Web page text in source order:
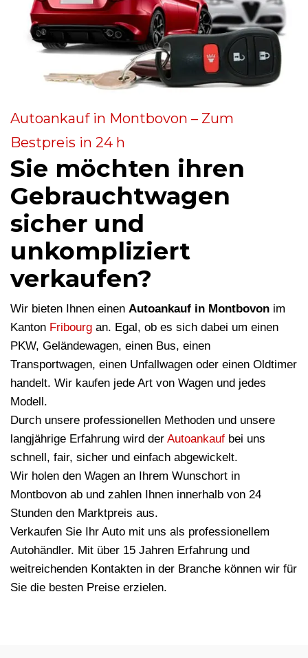
Autoankauf in Montbovon – Zum
Bestpreis in 24 h
Sie möchten ihren
Gebrauchtwagen
sicher und
unkompliziert
verkaufen?
Wir bieten Ihnen einen Autoankauf in Montbovon im
Kanton Fribourg an. Egal, ob es sich dabei um einen
PKW, Geländewagen, einen Bus, einen
Transportwagen, einen Unfallwagen oder einen Oldtimer
handelt. Wir kaufen jede Art von Wagen und jedes
Modell.
Durch unsere professionellen Methoden und unsere
langjährige Erfahrung wird der Autoankauf bei uns
schnell, fair, sicher und einfach abgewickelt.
Wir holen den Wagen an Ihrem Wunschort in
Montbovon ab und zahlen Ihnen innerhalb von 24
Stunden den Marktpreis aus.
Verkaufen Sie Ihr Auto mit uns als professionellem
Autohändler. Mit über 15 Jahren Erfahrung und
weitreichenden Kontakten in der Branche können wir für
Sie die besten Preise erzielen.